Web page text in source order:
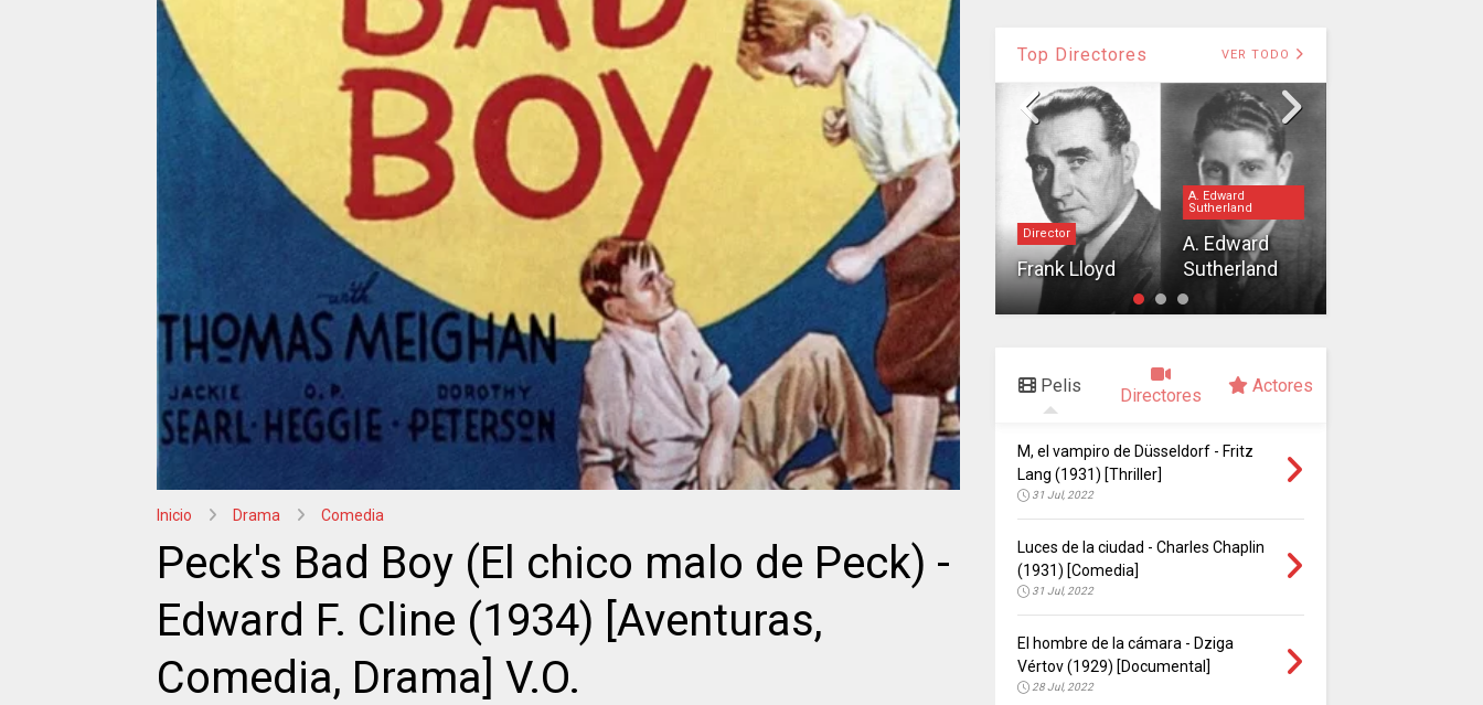
Inicio Drama Comedia
Peck's Bad Boy (El chico malo de Peck) -
Edward F. Cline (1934) [Aventuras,
Comedia, Drama] V.O.
Top Directores VER TODO
Anthony Mann
Anthony
Mann
Director
Frank Lloyd
A. Edward
Sutherland
A. Edward
Sutherland
Pelis Directores Actores
M, el vampiro de Düsseldorf - Fritz
Lang (1931) [Thriller]
31 Jul, 2022
Luces de la ciudad - Charles Chaplin
(1931) [Comedia]
31 Jul, 2022
El hombre de la cámara - Dziga
Vértov (1929) [Documental]
28 Jul, 2022